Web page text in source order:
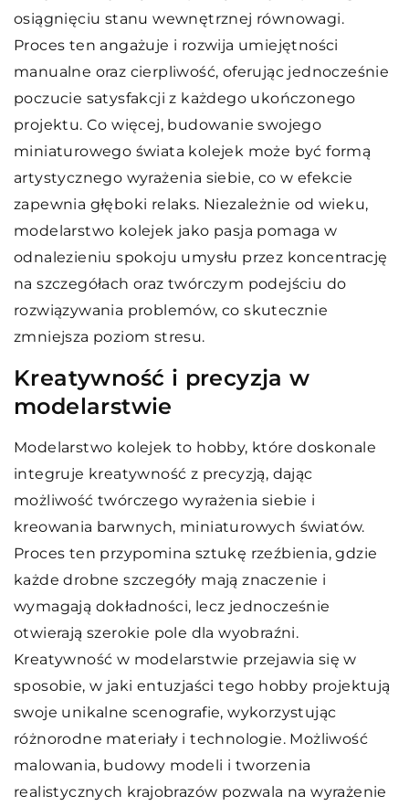
osiągnięciu stanu wewnętrznej równowagi.
Proces ten angażuje i rozwija umiejętności
manualne oraz cierpliwość, oferując jednocześnie
poczucie satysfakcji z każdego ukończonego
projektu. Co więcej, budowanie swojego
miniaturowego świata kolejek może być formą
artystycznego wyrażenia siebie, co w efekcie
zapewnia głęboki relaks. Niezależnie od wieku,
modelarstwo kolejek jako pasja pomaga w
odnalezieniu spokoju umysłu przez koncentrację
na szczegółach oraz twórczym podejściu do
rozwiązywania problemów, co skutecznie
zmniejsza poziom stresu.
Kreatywność i precyzja w
modelarstwie
Modelarstwo kolejek to hobby, które doskonale
integruje kreatywność z precyzją, dając
możliwość twórczego wyrażenia siebie i
kreowania barwnych, miniaturowych światów.
Proces ten przypomina sztukę rzeźbienia, gdzie
każde drobne szczegóły mają znaczenie i
wymagają dokładności, lecz jednocześnie
otwierają szerokie pole dla wyobraźni.
Kreatywność w modelarstwie przejawia się w
sposobie, w jaki entuzjaści tego hobby projektują
swoje unikalne scenografie, wykorzystując
różnorodne materiały i technologie. Możliwość
malowania, budowy modeli i tworzenia
realistycznych krajobrazów pozwala na wyrażenie